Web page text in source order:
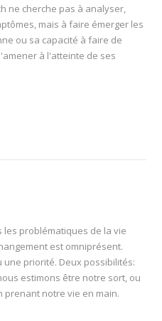
ne cherche pas à analyser,
mais à faire émerger les
ou sa capacité à faire de
à l'atteinte de ses
les problématiques de la vie
est omniprésent.
priorité. Deux possibilités:
estimons être notre sort, ou
prenant notre vie en main.